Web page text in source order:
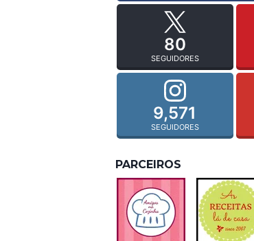
80
SEGUIDORES
9,571
SEGUIDORES
PARCEIROS